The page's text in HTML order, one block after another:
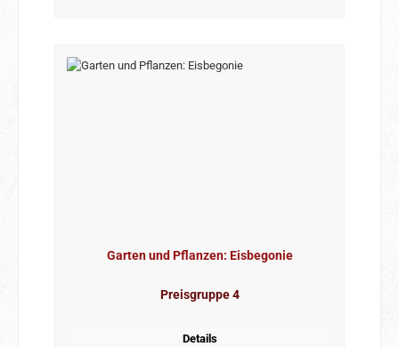
Garten und Pflanzen: Eisbegonie
Preisgruppe 4
Details